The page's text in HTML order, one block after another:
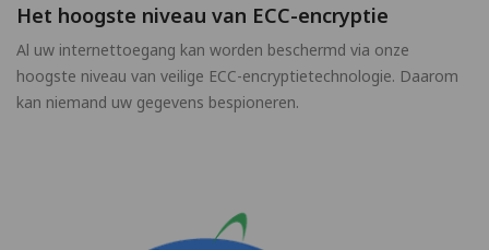
Het hoogste niveau van ECC-encryptie
Al uw internettoegang kan worden beschermd via onze
hoogste niveau van veilige ECC-encryptietechnologie. Daarom
kan niemand uw gegevens bespioneren.